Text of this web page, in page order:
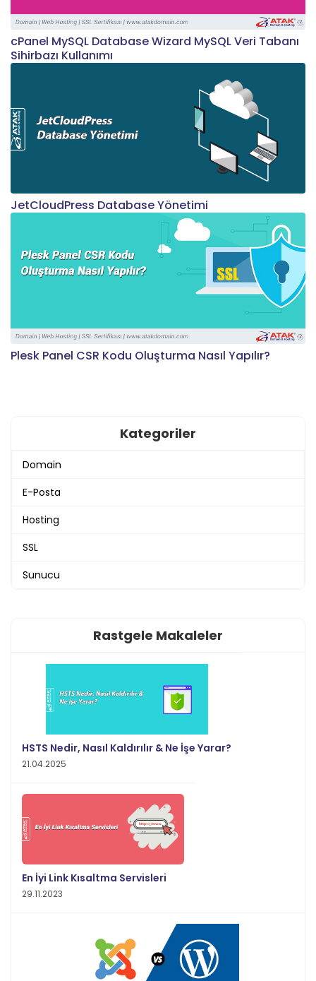
cPanel MySQL Database Wizard MySQL Veri Tabanı
Sihirbazı Kullanımı
JetCloudPress Database Yönetimi
Plesk Panel CSR Kodu Oluşturma Nasıl Yapılır?
Kategoriler
Domain
E-Posta
Hosting
SSL
Sunucu
Rastgele Makaleler
HSTS Nedir, Nasıl Kaldırılır & Ne İşe Yarar?
21.04.2025
En İyi Link Kısaltma Servisleri
29.11.2023